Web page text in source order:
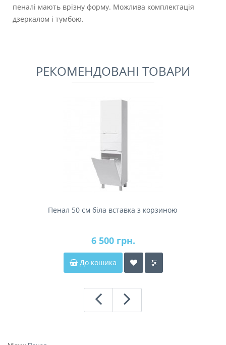
пеналі мають врізну форму. Можлива комплектація
дзеркалом і тумбою.
РЕКОМЕНДОВАНІ ТОВАРИ
Пенал 50 см біла вставка з корзиною
6 500 грн.
До кошика